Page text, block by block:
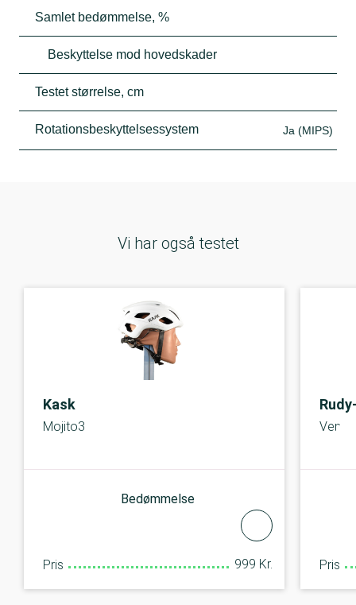
Samlet bedømmelse, %
Beskyttelse mod hovedskader
Testet størrelse, cm
Rotationsbeskyttelsessystem Ja (MIPS)
Vi har også testet
Kask
Mojito3
Bedømmelse
Pris 999 Kr. Pris